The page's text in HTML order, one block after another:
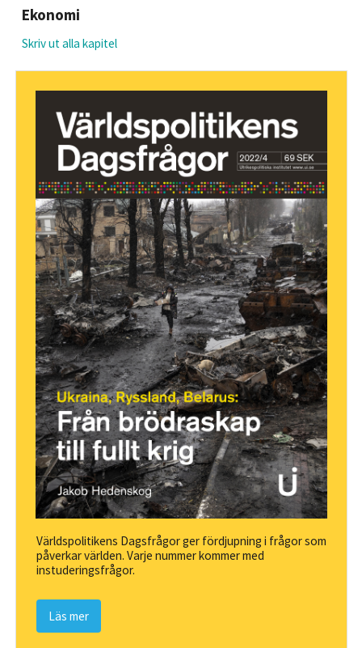
Ekonomi
Skriv ut alla kapitel
Världspolitikens Dagsfrågor ger fördjupning i frågor som
påverkar världen. Varje nummer kommer med
instuderingsfrågor.
Läs mer